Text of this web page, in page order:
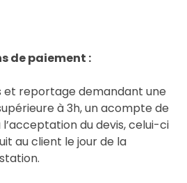
de paiement :
et reportage demandant une
à 3h, un acompte de
du devis, celui-ci
au client le jour de la